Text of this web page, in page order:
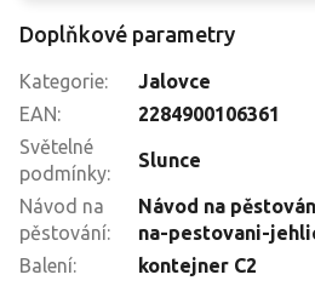
Doplňkové parametry
Kategorie:
Jalovce
EAN:
2284900106361
Světelné
podmínky:
Slunce
Návod na
pěstování:
Návod na
na-pestovani-
Balení:
kontejner C2